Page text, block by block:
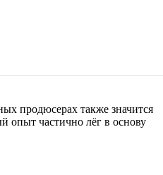
продюсерах также значится
опыт частично лёг в основу